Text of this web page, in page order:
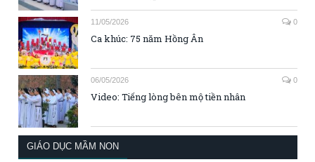
11/05/2026 0
Ca khúc: 75 năm Hồng Ân
06/05/2026 0
Video: Tiếng lòng bên mộ tiền nhân
GIÁO DỤC MẦM NON